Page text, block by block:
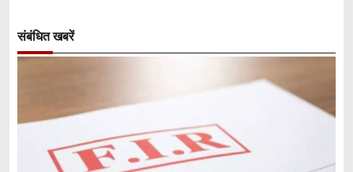
संबंधित खबरें